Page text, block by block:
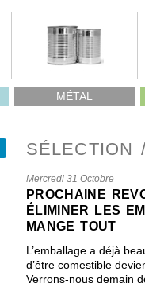
MÉTAL
SÉLECTION
PROCHAINE
ÉLIMINER LES
MANGE TOUT
Mercredi 31 Octobre
L’emballage a déjà
d’être comestible
Verrons-nous demain